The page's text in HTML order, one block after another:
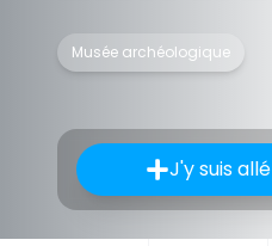
Musée archéologique
J'y suis allé